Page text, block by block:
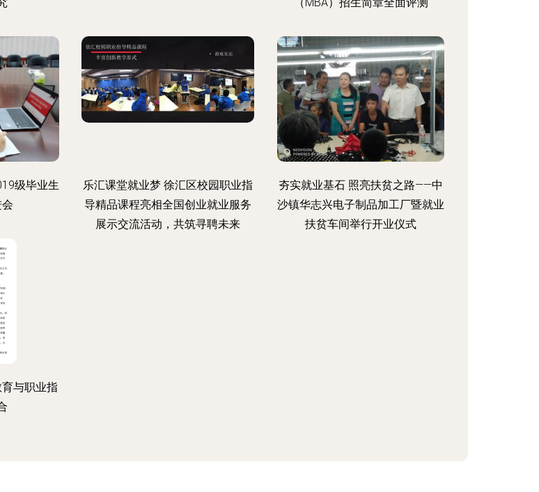
级毕业生
乐汇课堂就业梦 徐汇区校园职业指
导精品课程亮相全国创业就业服务
展示交流活动，共筑寻聘未来
夯实就业基石 照亮扶贫之路——中
沙镇华志兴电子制品加工厂暨就业
扶贫车间举行开业仪式
与职业指